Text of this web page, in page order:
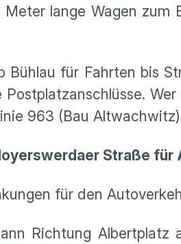
lange Wagen zum
Bühlau für Fahrten bis
963 (Bau
Straße
für den
Richtung